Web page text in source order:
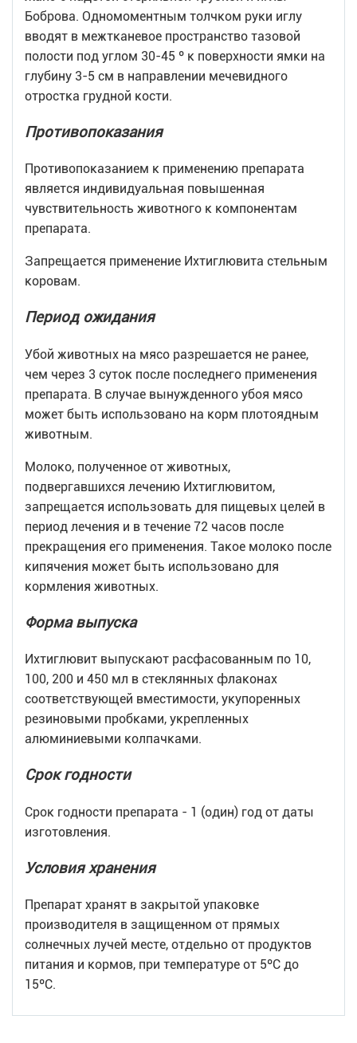
Боброва. Одномоментным толчком руки иглу
вводят в межтканевое пространство тазовой
полости под углом 30-45 º к поверхности ямки на
глубину 3-5 см в направлении мечевидного
отростка грудной кости.
Противопоказания
Противопоказанием к применению препарата
является индивидуальная повышенная
чувствительность животного к компонентам
препарата.
Запрещается применение Ихтиглювита стельным
коровам.
Период ожидания
Убой животных на мясо разрешается не ранее,
чем через 3 суток после последнего применения
препарата. В случае вынужденного убоя мясо
может быть использовано на корм плотоядным
животным.
Молоко, полученное от животных,
подвергавшихся лечению Ихтиглювитом,
запрещается использовать для пищевых целей в
период лечения и в течение 72 часов после
прекращения его применения. Такое молоко после
кипячения может быть использовано для
кормления животных.
Форма выпуска
Ихтиглювит выпускают расфасованным по 10,
100, 200 и 450 мл в стеклянных флаконах
соответствующей вместимости, укупоренных
резиновыми пробками, укрепленных
алюминиевыми колпачками.
Срок годности
Срок годности препарата - 1 (один) год от даты
изготовления.
Условия хранения
Препарат хранят в закрытой упаковке
производителя в защищенном от прямых
солнечных лучей месте, отдельно от продуктов
питания и кормов, при температуре от 5ºС до
15ºС.